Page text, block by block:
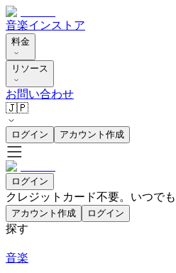
音楽インストア
料金
リソース
お問い合わせ
🇯🇵
ログイン アカウント作成
ログイン
クレジットカード不要。いつでも
アカウント作成 ログイン
探す
音楽